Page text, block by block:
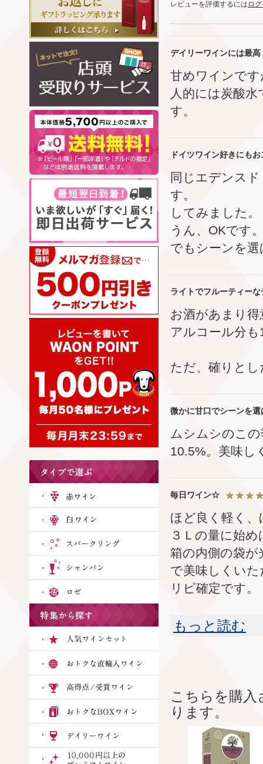
レビューを評価するには ロ
デイリーワインには最高
甘めワインで
人的には炭酸
す。
ドイツワイン好きにも
同じエデンス
す。 正直な
してみました。
うん、OKです
でもシーンを
ライトでフルーティー
お酒があまり
アルコール分
ただ、確りと
微かに甘口でシーンを選
ムシムシのこ
10.5%。美味し
毎日ワイン☆
ほど良く軽く
３Ｌの量に始
箱の内側の袋が
で美味しくい
リピ確定です。
もっと読む
こちらを購
ります。